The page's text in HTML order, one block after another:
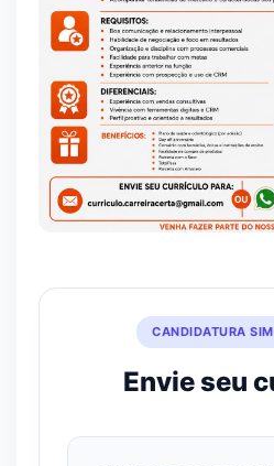
CANDIDATURA
Envie seu